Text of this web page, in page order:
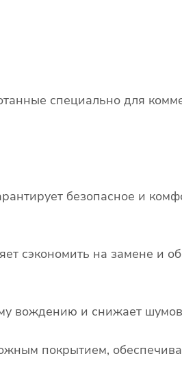
специально для
безопасное и
сэкономить на замене и
вождению и снижает
покрытием,